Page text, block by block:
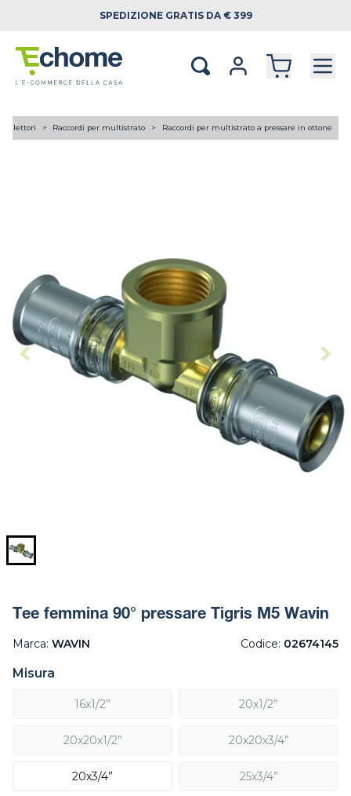
SPEDIZIONE GRATIS DA € 399
collettori Raccordi per multistrato Raccordi per multistrato a pressare in ottone
Tee femmina 90° pressare Tigris M5 Wavin
Marca: WAVIN Codice: 02674145
Misura
16x1/2” 20x1/2”
20x20x1/2” 20x20x3/4”
20x3/4” 25x3/4”